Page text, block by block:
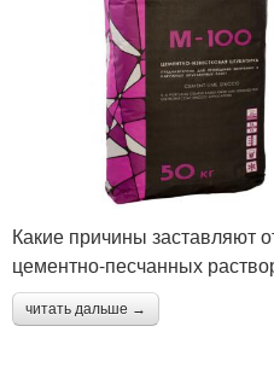
Какие причины заставляют
цементно-песчанных
читать дальше →